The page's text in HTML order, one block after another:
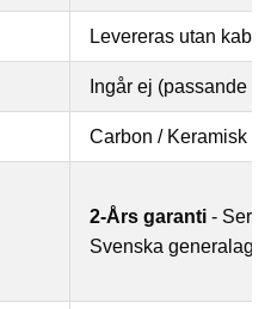
Levereras utan kabel
Ingår ej (passande
Carbon / Keramisk /
2-Års garanti -
Svenska